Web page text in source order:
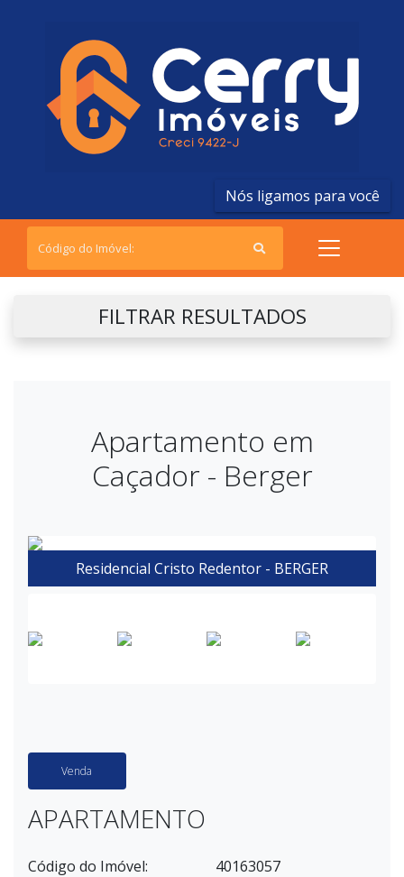
Nós ligamos para você
FILTRAR RESULTADOS
Apartamento em
Caçador - Berger
Residencial Cristo Redentor - BERGER
Venda
APARTAMENTO
Código do Imóvel:
40163057